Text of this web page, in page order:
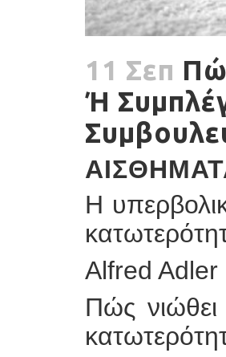
11 Σεπ
Ή
Η
Alfred Adler
Πώς